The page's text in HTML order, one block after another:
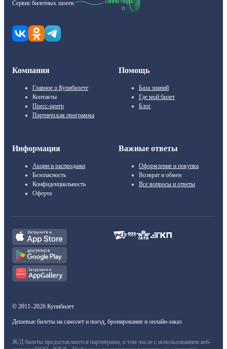
Сервис билетных лазеек
Компания
Главное о Купибилете
Контакты
Пресс-центр
Партнерская программа
Помощь
База знаний
Где мой билет
Блог
Информация
Акции и распродажи
Безопасность
Конфиденциальность
Оферта
Важные ответы
Оформление и покупка
Возврат и обмен
Все вопросы и ответы
© 2011–2026 Купибилет
Дешевые билеты на самолет и поезд, бронирование и онлайн-заказ
Ж/Д билеты предоставляются партнёрами, в том числе с использованием веб-